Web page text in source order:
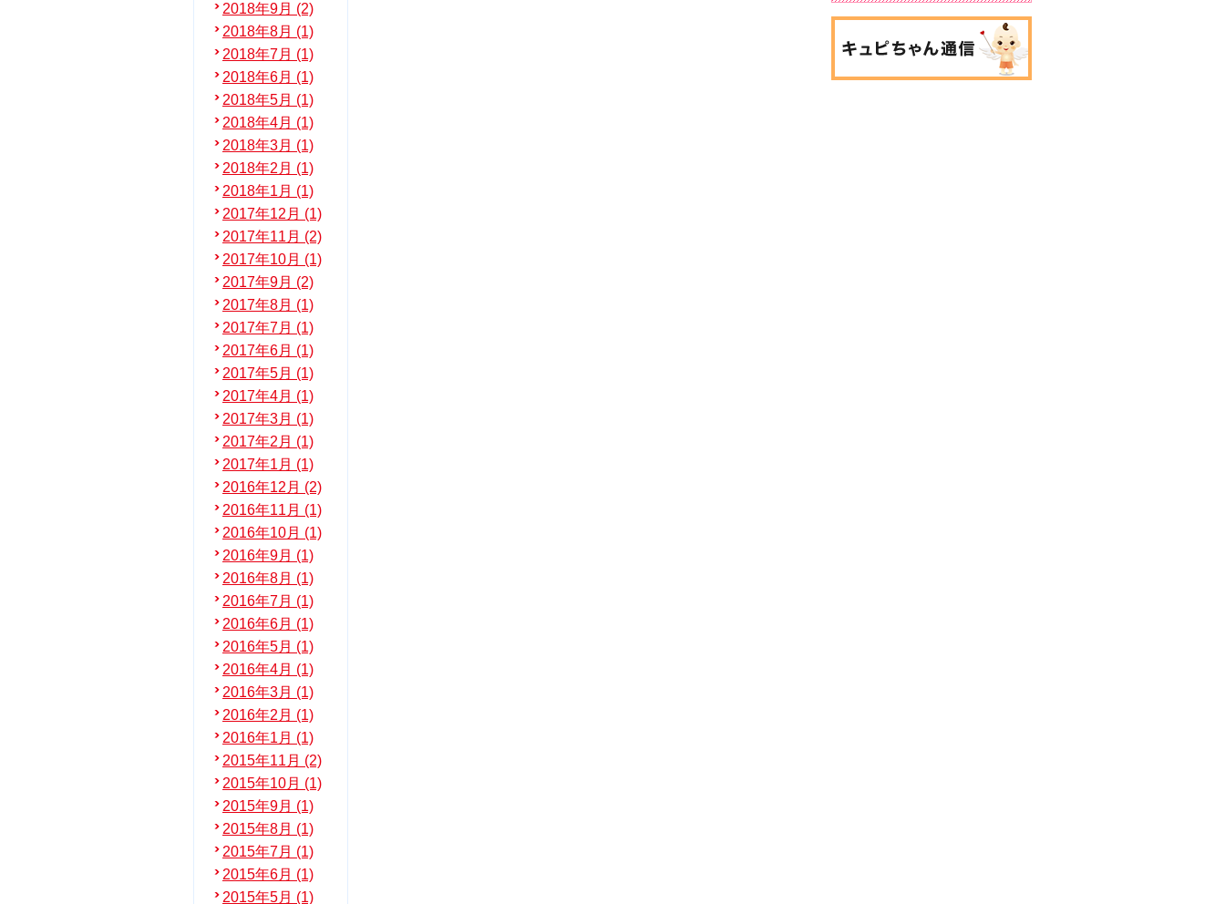
2018年9月 (2)
2018年8月 (1)
2018年7月 (1)
2018年6月 (1)
2018年5月 (1)
2018年4月 (1)
2018年3月 (1)
2018年2月 (1)
2018年1月 (1)
2017年12月 (1)
2017年11月 (2)
2017年10月 (1)
2017年9月 (2)
2017年8月 (1)
2017年7月 (1)
2017年6月 (1)
2017年5月 (1)
2017年4月 (1)
2017年3月 (1)
2017年2月 (1)
2017年1月 (1)
2016年12月 (2)
2016年11月 (1)
2016年10月 (1)
2016年9月 (1)
2016年8月 (1)
2016年7月 (1)
2016年6月 (1)
2016年5月 (1)
2016年4月 (1)
2016年3月 (1)
2016年2月 (1)
2016年1月 (1)
2015年11月 (2)
2015年10月 (1)
2015年9月 (1)
2015年8月 (1)
2015年7月 (1)
2015年6月 (1)
2015年5月 (1)